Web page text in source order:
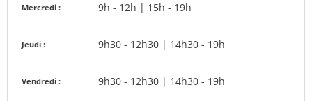
Mercredi : 9h - 12h | 15h - 19h
Jeudi : 9h30 - 12h30 | 14h30 - 19h
Vendredi : 9h30 - 12h30 | 14h30 - 19h